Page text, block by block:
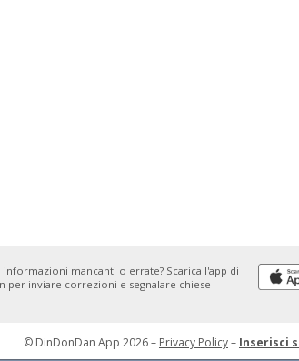
informazioni mancanti o errate? Scarica l'app di
per inviare correzioni e segnalare chiese
© DinDonDan App 2026 – Privacy Policy– Inserisci